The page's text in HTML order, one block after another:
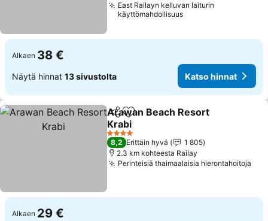
East Railayn kelluvan laiturin
käyttömahdollisuus
Alkaen 38 €
Näytä hinnat 13 sivustolta Katso hinnat
Jaa Lisää suosikkeihin
Arawan Beach Resort
Krabi
4 Tähtiluokitus
8,2 Erittäin hyvä
1 805
2.3 km kohteesta Railay
Perinteisiä thaimaalaisia hierontahoitoja
Alkaen 29 €